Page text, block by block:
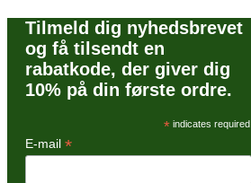
Tilmeld dig nyhedsbrevet
og få tilsendt en
rabatkode, der giver dig
10% på din første ordre.
*indicates required
E-mail *